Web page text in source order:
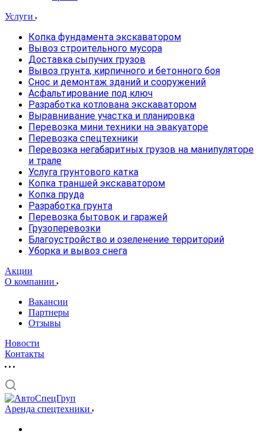
Услуги
Копка фундамента экскаватором
Вывоз строительного мусора
Доставка сыпучих грузов
Вывоз грунта, кирпичного и бетонного боя
Снос и демонтаж зданий и сооружений
Асфальтирование под ключ
Разработка котлована экскаватором
Выравнивание участка и планировка
Перевозка мини техники на эвакуаторе
Перевозка спецтехники
Перевозка негабаритных грузов на манипуляторе
и трале
Услуга грунтового катка
Копка траншей экскаватором
Копка пруда
Разработка грунта
Перевозка бытовок и гаражей
Грузоперевозки
Благоустройство и озеленение территорий
Уборка и вывоз снега
Акции
О компании
Вакансии
Партнеры
Отзывы
Новости
Контакты
Аренда спецтехники